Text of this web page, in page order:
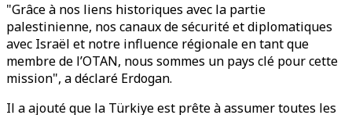
"Grâce à nos liens historiques avec la partie
palestinienne, nos canaux de sécurité et diplomatiques
avec Israël et notre influence régionale en tant que
membre de l’OTAN, nous sommes un pays clé pour cette
mission", a déclaré Erdogan.
Il a ajouté que la Türkiye est prête à assumer toutes les